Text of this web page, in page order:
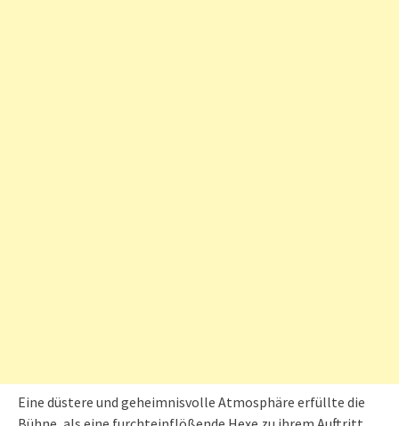
Eine düstere und geheimnisvolle Atmosphäre erfüllte die